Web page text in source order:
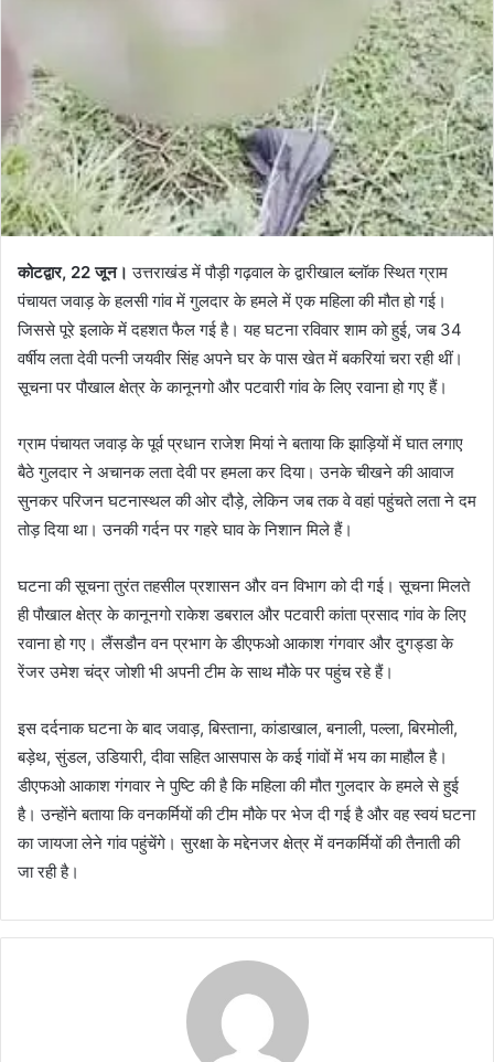
कोटद्वार, 22 जून। उत्तराखंड में पौड़ी गढ़वाल के द्वारीखाल ब्लॉक स्थित ग्राम
पंचायत जवाड़ के हलसी गांव में गुलदार के हमले में एक महिला की मौत हो गई।
जिससे पूरे इलाके में दहशत फैल गई है। यह घटना रविवार शाम को हुई, जब 34
वर्षीय लता देवी पत्नी जयवीर सिंह अपने घर के पास खेत में बकरियां चरा रही थीं।
सूचना पर पौखाल क्षेत्र के कानूनगो और पटवारी गांव के लिए रवाना हो गए हैं।
ग्राम पंचायत जवाड़ के पूर्व प्रधान राजेश मियां ने बताया कि झाड़ियों में घात लगाए
बैठे गुलदार ने अचानक लता देवी पर हमला कर दिया। उनके चीखने की आवाज
सुनकर परिजन घटनास्थल की ओर दौड़े, लेकिन जब तक वे वहां पहुंचते लता ने दम
तोड़ दिया था। उनकी गर्दन पर गहरे घाव के निशान मिले हैं।
घटना की सूचना तुरंत तहसील प्रशासन और वन विभाग को दी गई। सूचना मिलते
ही पौखाल क्षेत्र के कानूनगो राकेश डबराल और पटवारी कांता प्रसाद गांव के लिए
रवाना हो गए। लैंसडौन वन प्रभाग के डीएफओ आकाश गंगवार और दुगड्डा के
रेंजर उमेश चंद्र जोशी भी अपनी टीम के साथ मौके पर पहुंच रहे हैं।
इस दर्दनाक घटना के बाद जवाड़, बिस्ताना, कांडाखाल, बनाली, पल्ला, बिरमोली,
बड़ेथ, सुंडल, उडियारी, दीवा सहित आसपास के कई गांवों में भय का माहौल है।
डीएफओ आकाश गंगवार ने पुष्टि की है कि महिला की मौत गुलदार के हमले से हुई
है। उन्होंने बताया कि वनकर्मियों की टीम मौके पर भेज दी गई है और वह स्वयं घटना
का जायजा लेने गांव पहुंचेंगे। सुरक्षा के मद्देनजर क्षेत्र में वनकर्मियों की तैनाती की
जा रही है।